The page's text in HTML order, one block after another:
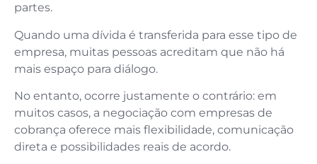
partes.
Quando uma dívida é transferida para esse tipo de
empresa, muitas pessoas acreditam que não há
mais espaço para diálogo.
No entanto, ocorre justamente o contrário: em
muitos casos, a negociação com empresas de
cobrança oferece mais flexibilidade, comunicação
direta e possibilidades reais de acordo.